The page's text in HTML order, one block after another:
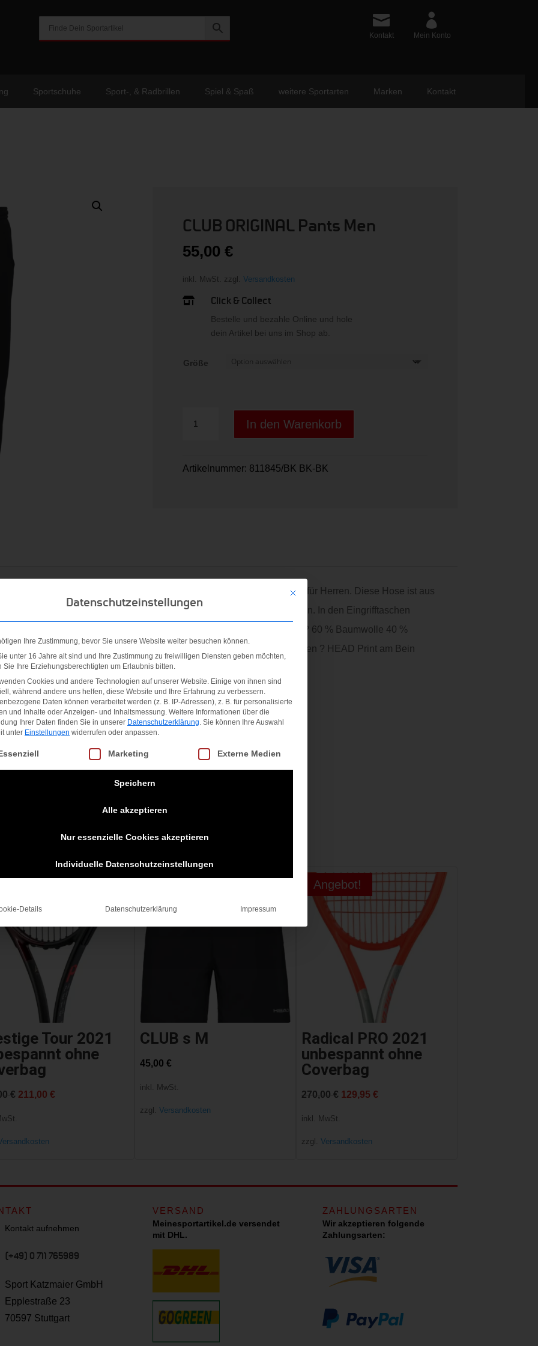
Kontakt Mein Konto
Sportschuhe Sport-, & Radbrillen Spiel & Spaß weitere Sportarten Marken Kontakt
CLUB ORIGINAL Pants Men
55,00 €
inkl. MwSt. zzgl. Versandkosten
 Click & Collect
Bestelle und bezahle Online und hole
dein Artikel bei uns im Shop ab.
Größe
ORIGINAL
Menge
In den Warenkorb
Artikelnummer: 811845/BK BK-BK
den sportlichen Premium-Look der CLUB ORIGINAL PANTS für Herren. Diese Hose ist aus
und lässt sich dank des Elastikbundes mit Kordelzug optimal anpassen. In den Eingrifftaschen
Rippenbündchen an den Beinabschlüsse runden den Look ab. ? 60 % Baumwolle 40 %
mit Tunnelzug ? Eingrifftaschen ? Rippenbündchen an den Beinsäumen ? HEAD Print am Bein
Rippenbündchen am Beinsaum HEAD Print am linken Bein
French Terry
elastance (spandex) 1x1 rib
(spandex) single jersey with wicking (pocket)
Tour 2021
ohne
€ Ursprünglicher
211,00€
CLUB s M
45,00 €
inkl. MwSt.
zzgl. Versandkosten
Angebot!
Radical PRO 2021
unbespannt ohne
Coverbag
270,00 € Ursprünglicher
129,95 €Aktueller
inkl. MwSt.
zzgl. Versandkosten
Kontakt aufnehmen
(+49) 0 711 765989
Sport Katzmaier GmbH
Epplestraße 23
70597 Stuttgart
VERSAND
Meinesportartikel.de versendet
mit DHL.
ZAHLUNGSARTEN
Wir akzeptieren folgende
Zahlungsarten:
Mit diesem Button wird der Dialog geschlossen. Seine Funktionalität ist
Datenschutzeinstellungen
Ihre Zustimmung, bevor Sie unsere Website weiter besuchen können.
unter 16 Jahre alt sind und Ihre Zustimmung zu freiwilligen Diensten geben möchten,
Sie Ihre Erziehungsberechtigten um Erlaubnis bitten.
Cookies und andere Technologien auf unserer Website. Einige von ihnen sind
während andere uns helfen, diese Website und Ihre Erfahrung zu verbessern.
Daten können verarbeitet werden (z. B. IP-Adressen), z. B. für personalisierte
und Inhalte oder Anzeigen- und Inhaltsmessung. Weitere Informationen über die
Ihrer Daten finden Sie in unserer Datenschutzerklärung Sie können Ihre Auswahl
unter Einstellungen widerrufen oder anpassen.
eine Liste der Service-Gruppen, für die eine Einwilligung erteilt werden kann. Die erste Service-Gruppe ist essenziell und kann nicht
Marketing Externe Medien
Speichern
Alle akzeptieren
Nur essenzielle Cookies akzeptieren
Individuelle Datenschutzeinstellungen
Details Datenschutzerklärung Impressum